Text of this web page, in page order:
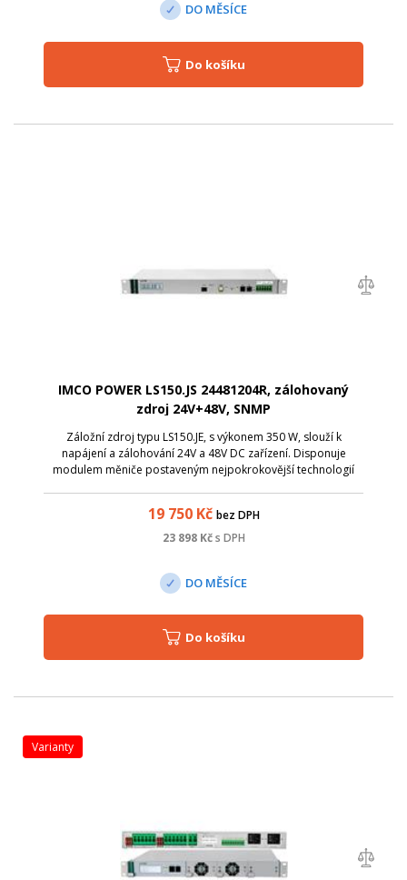
DO MĚSÍCE
Do košíku
IMCO POWER LS150.JS 24481204R, zálohovaný
zdroj 24V+48V, SNMP
Záložní zdroj typu LS150.JE, s výkonem 350 W, slouží k
napájení a zálohování 24V a 48V DC zařízení. Disponuje
modulem měniče postaveným nejpokrokovější technologií
19 750Kč bez DPH
23 898Kč s DPH
DO MĚSÍCE
Do košíku
varianty